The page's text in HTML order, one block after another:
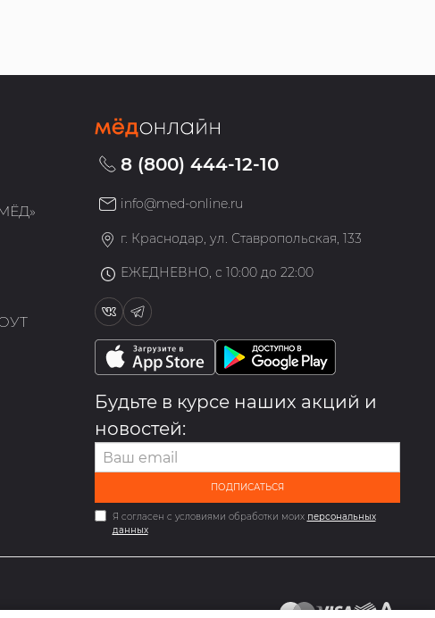
8 (800) 444-12-10
info@med-online.ru
г. Краснодар, ул. Ставропольская, 133
ЕЖЕДНЕВНО, с 10:00 до 22:00
Будьте в курсе наших акций и
новостей:
ПОДПИСАТЬСЯ
Я согласен с условиями обработки моих персональных
данных